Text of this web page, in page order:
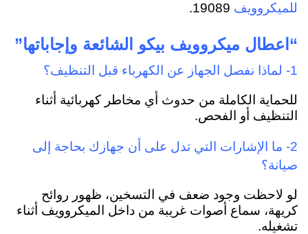
للميكروويف
“اعطال ميكروويف بيكو الشائعة وإجاباتها”
1- لماذا نفصل الجهاز عن الكهرباء قبل التنظيف؟
للحماية الكاملة من حدوث أي مخاطر كهربائية أثناء
التنظيف أو الفحص.
2- ما الإشارات التي تدل على أن جهازك بحاجة إلى
صيانة؟
لو لاحظت وجود ضعف في التسخين، ظهور روائح
كريهة، سماع أصوات غريبة من داخل الميكروويف أثناء
تشغيله.